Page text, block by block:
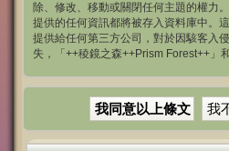
除、修改、移動或關閉任何主題的權力
提供的任何資訊都將被存入資料庫中。
提供給任何第三方公司，對於因駭客入
失，「++稜鏡之森++Prism Forest++」